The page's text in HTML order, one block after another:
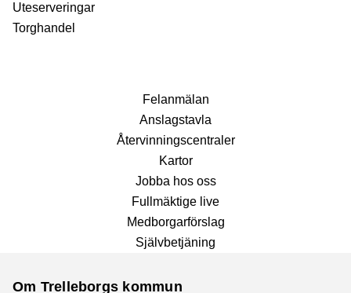
Uteserveringar
Torghandel
Fel­anmälan
Anslags­tavla
Återvinnings­centraler
Kartor
Jobba hos oss
Fullmäktige live
Medborgarförslag
Självbetjäning
Om Trelleborgs kommun